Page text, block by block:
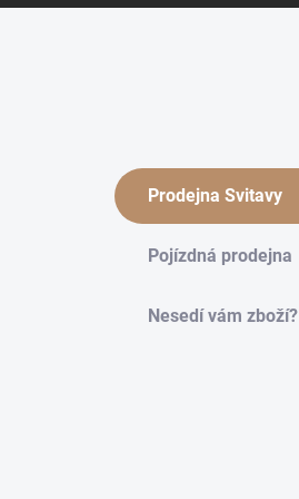
Prodejna Svitavy
Pojízdná prodejna
Nesedí vám zboží?